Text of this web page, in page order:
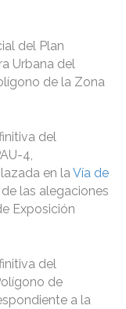
del Plan
Urbana del
de la Zona
del
4,
en laVía de
las alegaciones
Exposición
del
de
a la